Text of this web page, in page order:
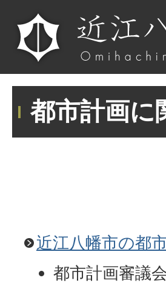
都市計画に
近江八幡市の都
都市計画審議